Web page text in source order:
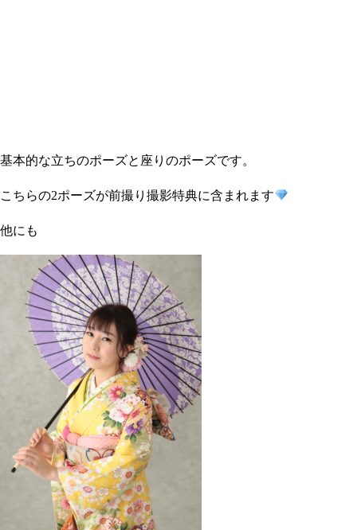
基本的な立ちのポーズと座りのポーズです。
こちらの2ポーズが前撮り撮影特典に含まれます
他にも